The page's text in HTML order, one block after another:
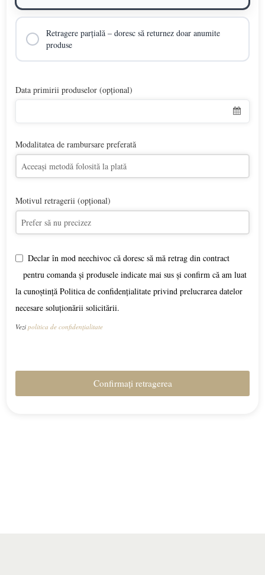
Retragere parțială – doresc să returnez doar anumite
produse
Data primirii produselor (opțional)
Modalitatea de rambursare preferată
Motivul retragerii (opțional)
Declar în mod neechivoc că doresc să mă retrag din contract
pentru comanda și produsele indicate mai sus și confirm că am luat
la cunoștință Politica de confidențialitate privind prelucrarea datelor
necesare soluționării solicitării.
Vezipolitica de confidențialitate
Confirmați retragerea